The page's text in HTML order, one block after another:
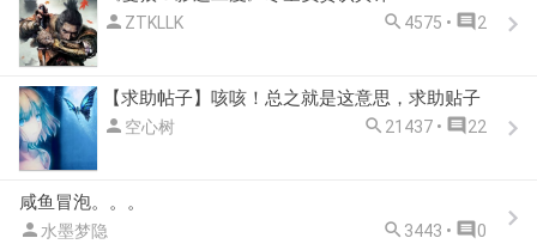
 ZTKLLK  4575 •  2
【求助帖子】咳咳！总之就是这意思，求助贴子
 空心树  21437 •  22
咸鱼冒泡。。。
水墨梦隐  3443 •  0